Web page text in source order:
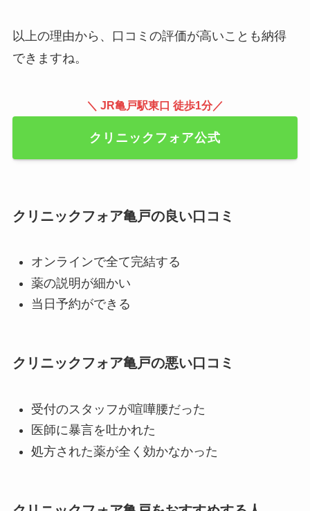
以上の理由から、口コミの評価が高いことも納得
できますね。
＼ JR亀戸駅東口 徒歩1分／
クリニックフォア公式
クリニックフォア亀戸の良い口コミ
オンラインで全て完結する
薬の説明が細かい
当日予約ができる
クリニックフォア亀戸の悪い口コミ
受付のスタッフが喧嘩腰だった
医師に暴言を吐かれた
処方された薬が全く効かなかった